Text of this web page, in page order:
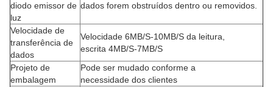
diodo emissor de
luz
dados forem obstruídos dentro ou removidos.
Velocidade de
transferência de
dados
Velocidade 6MB/S-10MB/S da leitura,
escrita 4MB/S-7MB/S
Projeto de
embalagem
Pode ser mudado conforme a
necessidade dos clientes